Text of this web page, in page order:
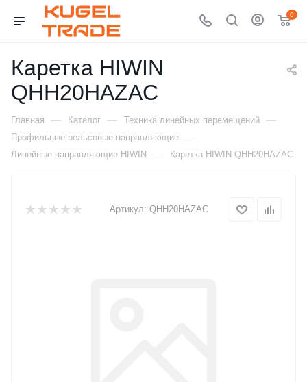
0
Каретка HIWIN
QHH20HAZAC
Главная — Каталог — Техника линейных перемещений —
Профильные рельсовые направляющие —
Линейные направляющие HIWIN — Каретка HIWIN QHH20HAZAC
Артикул: QHH20HAZAC